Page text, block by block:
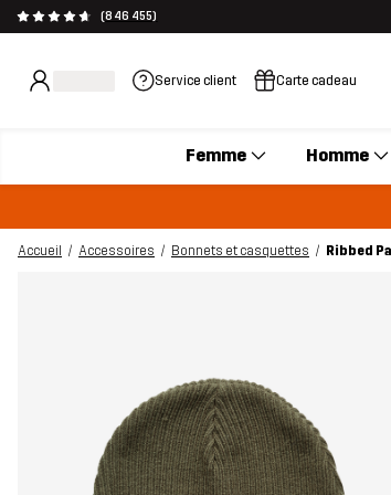
(846 455)
Service client Carte cadeau
Femme Homme
Accueil Accessoires Bonnets et casquettes
Ribbed